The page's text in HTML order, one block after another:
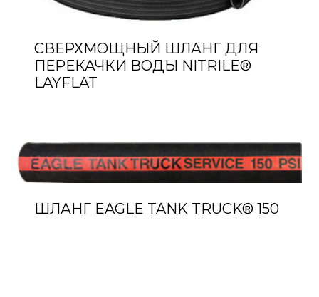
СВЕРХМОЩНЫЙ ШЛАНГ ДЛЯ
ПЕРЕКАЧКИ ВОДЫ NITRILE®
LAYFLAT
ШЛАНГ EAGLE TANK TRUCK® 150